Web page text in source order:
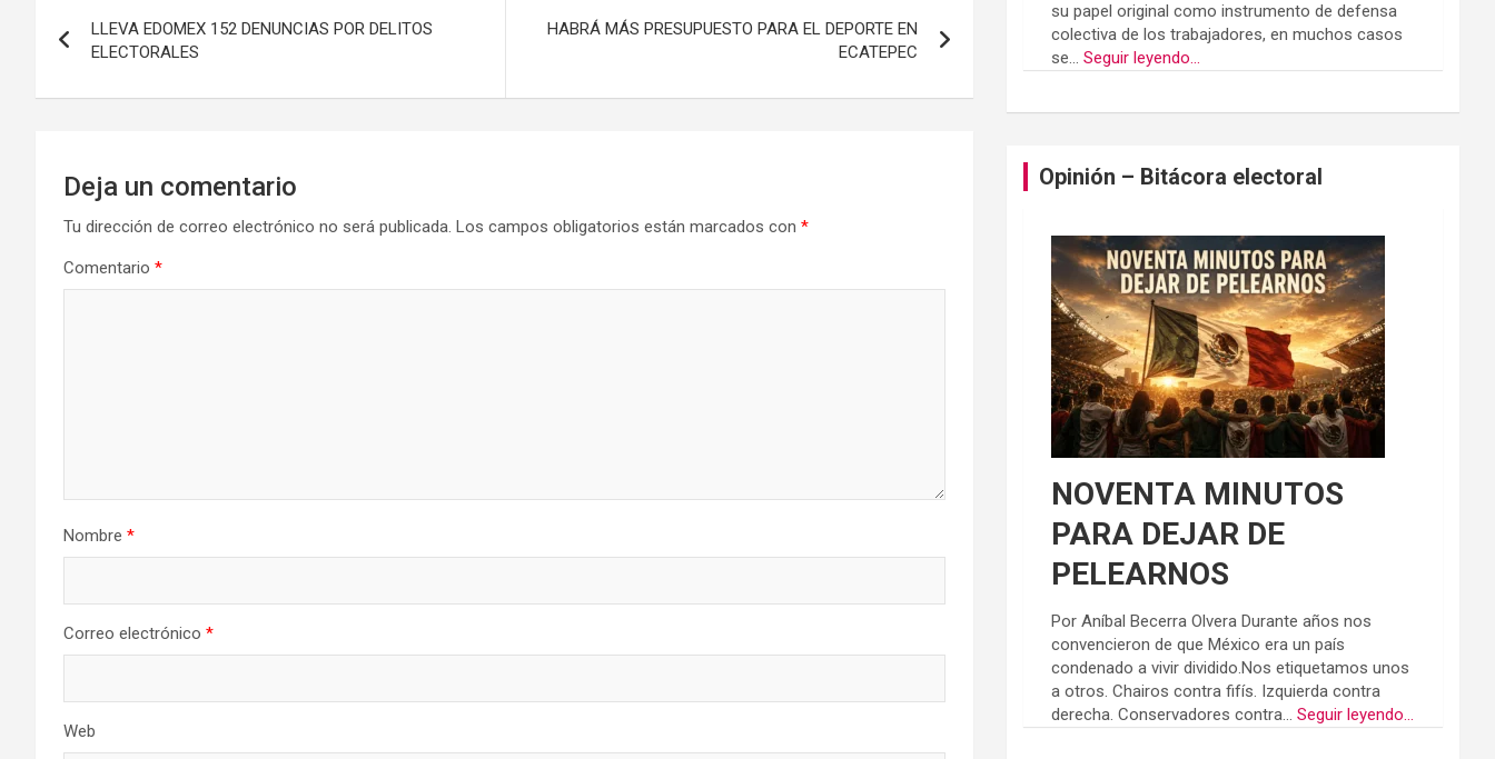
de
entradas
LLEVA EDOMEX 152 DENUNCIAS POR DELITOS
ELECTORALES
HABRÁ MÁS PRESUPUESTO PARA EL DEPORTE EN
ECATEPEC
Deja un comentario
Tu dirección de correo electrónico no será publicada. Los campos obligatorios están marcados con *
Comentario *
Nombre *
Correo electrónico *
Web
su papel original como instrumento de defensa
colectiva de los trabajadores, en muchos casos
se...Seguir leyendo...
Opinión – Bitácora electoral
NOVENTA MINUTOS
PARA DEJAR DE
PELEARNOS
Por Aníbal Becerra Olvera Durante años nos
convencieron de que México era un país
condenado a vivir dividido.Nos etiquetamos unos
a otros. Chairos contra fifís. Izquierda contra
derecha. Conservadores contra...Seguir leyendo...